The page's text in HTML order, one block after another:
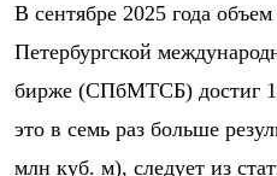
В сентябре 2025 года
Петербургской
бирже (СПбМТСБ) достиг
это в семь раз больше
млн куб. м), следует из